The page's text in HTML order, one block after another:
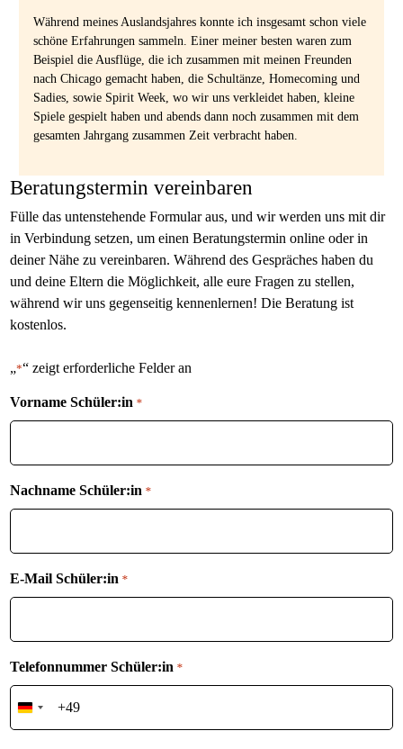
Während meines Auslandsjahres konnte ich insgesamt schon viele
schöne Erfahrungen sammeln. Einer meiner besten waren zum
Beispiel die Ausflüge, die ich zusammen mit meinen Freunden
nach Chicago gemacht haben, die Schultänze, Homecoming und
Sadies, sowie Spirit Week, wo wir uns verkleidet haben, kleine
Spiele gespielt haben und abends dann noch zusammen mit dem
gesamten Jahrgang zusammen Zeit verbracht haben.
Beratungstermin vereinbaren
Fülle das untenstehende Formular aus, und wir werden uns mit dir
in Verbindung setzen, um einen Beratungstermin online oder in
deiner Nähe zu vereinbaren. Während des Gespräches haben du
und deine Eltern die Möglichkeit, alle eure Fragen zu stellen,
während wir uns gegenseitig kennenlernen! Die Beratung ist
kostenlos.
„*“ zeigt erforderliche Felder an
Vorname Schüler:in *
Nachname Schüler:in *
E-Mail Schüler:in *
Telefonnummer Schüler:in *
Germany
+49